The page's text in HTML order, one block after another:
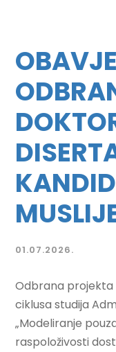
01.07.2026.
Odbrana projekta
ciklusa studija
„Modeliranje
raspoloživosti